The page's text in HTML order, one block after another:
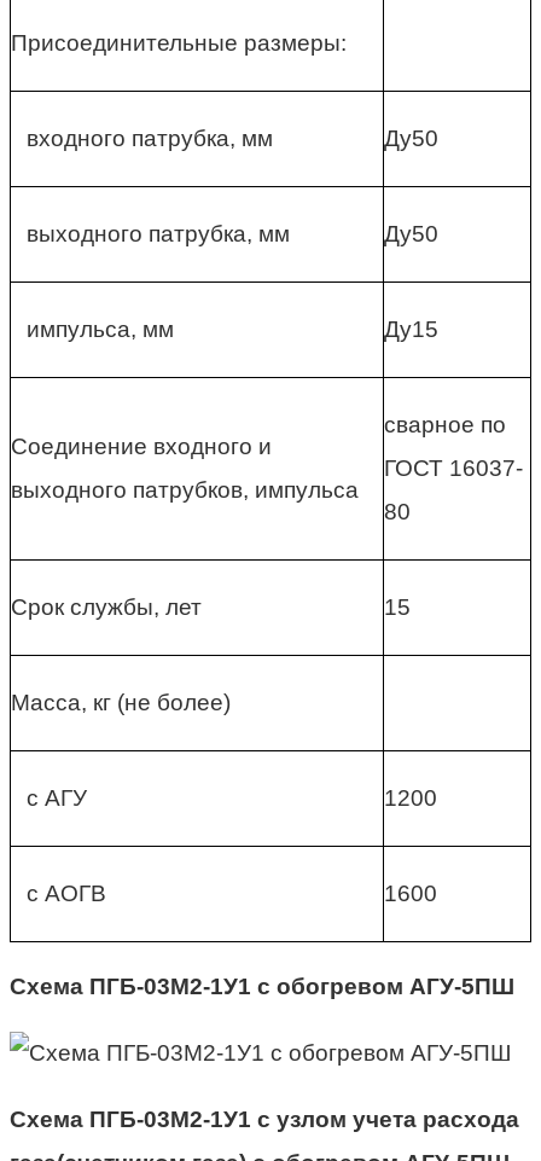
Присоединительные размеры:
входного патрубка, мм Ду50
выходного патрубка, мм Ду50
импульса, мм Ду15
Соединение входного и
выходного патрубков, импульса
сварное по
ГОСТ 16037-
80
Срок службы, лет 15
Масса, кг (не более)
с АГУ 1200
с АОГВ 1600
Схема ПГБ-03М2-1У1 с обогревом АГУ-5ПШ
Схема ПГБ-03М2-1У1 с узлом учета расхода